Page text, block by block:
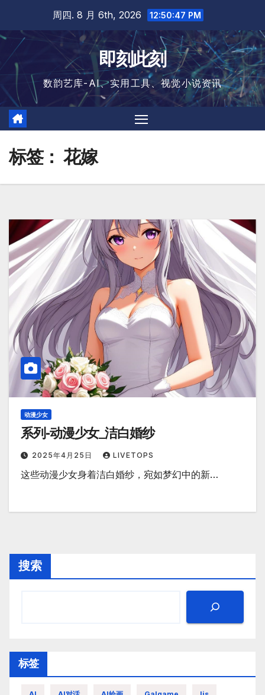
容
周四. 8 月 6th, 2026 12:50:48 PM
即刻此刻
数韵艺库-AI、实用工具、视觉小说资讯
标签： 花嫁
动漫少女
系列-动漫少女_洁白婚纱
2025年4月25日 LIVETOPS
这些动漫少女身着洁白婚纱，宛如梦幻中的新…
搜索
标签